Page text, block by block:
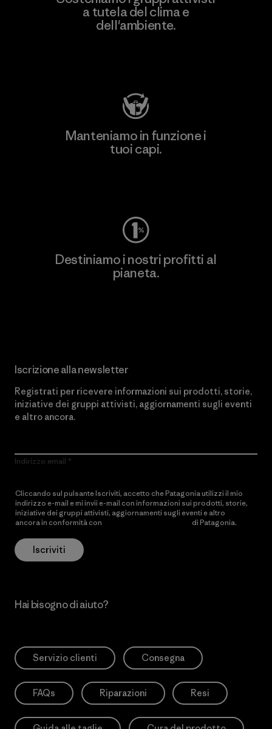
a tutela del clima e
dell'ambiente.
Manteniamo in funzione i
tuoi capi.
Destiniamo i nostri profitti al
pianeta.
Iscrizione alla newsletter
Registrati per ricevere informazioni sui prodotti, storie,
iniziative dei gruppi attivisti, aggiornamenti sugli eventi
e altro ancora.
Indirizzo email
Cliccando sul pulsante Iscriviti, accetto che Patagonia utilizzi il mio
indirizzo e-mail e mi invii e-mail con informazioni sui prodotti, storie,
iniziative dei gruppi attivisti, aggiornamenti sugli eventi e altro
ancora in conformità con
di Patagonia.
Iscriviti
Hai bisogno di aiuto?
Servizio clienti Consegna
FAQs Riparazioni Resi